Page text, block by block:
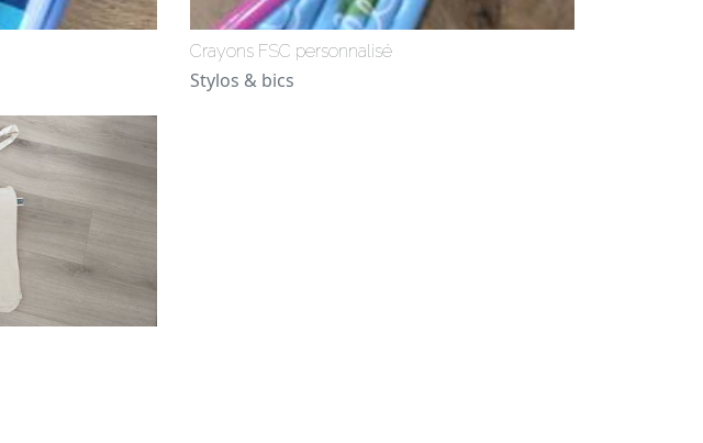
Crayons FSC personnalisé
Stylos & bics